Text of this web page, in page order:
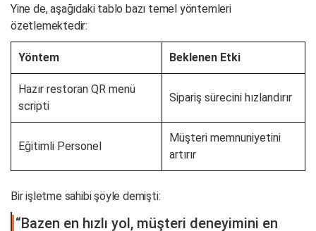
Yine de, aşağıdaki tablo bazı temel yöntemleri
özetlemektedir:
Yöntem Beklenen Etki
Hazır restoran QR menü
scripti
Sipariş sürecini hızlandırır
Eğitimli Personel
Müşteri memnuniyetini
artırır
Bir işletme sahibi şöyle demişti:
“Bazen en hızlı yol, müşteri deneyimini en